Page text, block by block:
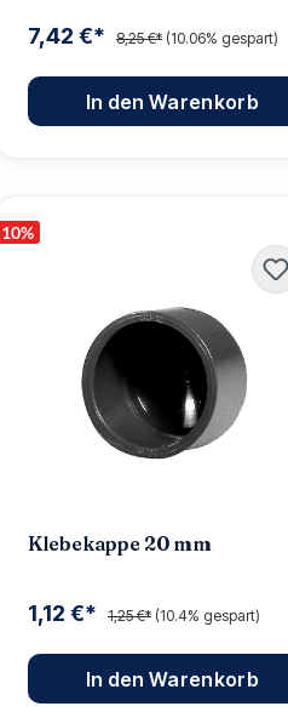
7,42 €* 8,25 €* (10.06% gespart)
In den Warenkorb
10%
Klebekappe 20 mm
1,12 €* 1,25 €* (10.4% gespart)
In den Warenkorb